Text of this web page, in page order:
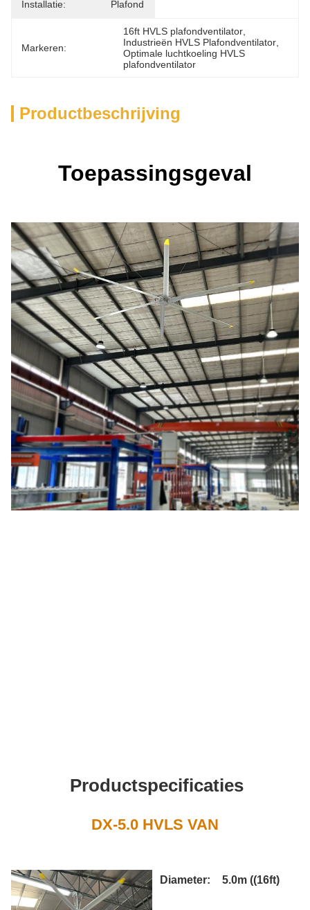
Installatie: Plafond
Markeren:
16ft HVLS plafondventilator
Industrieën HVLS Plafondventilator
Optimale luchtkoeling HVLS
plafondventilator
Productbeschrijving
Toepassingsgeval
Productspecificaties
DX-5.0 HVLS VAN
Diameter: 5.0m ((16ft)